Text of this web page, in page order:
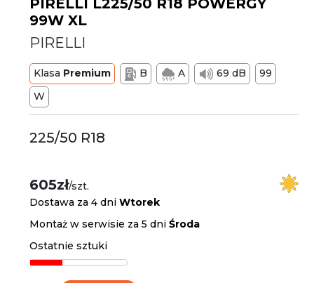
PIRELLI L225/50 R18 POWERGY
99W XL
PIRELLI
Klasa Premium B A 69 dB
99
W
225/50 R18
605zł/szt.
Dostawa za 4 dniWtorek
Montaż w serwisie za 5 dniŚroda
Ostatnie sztuki